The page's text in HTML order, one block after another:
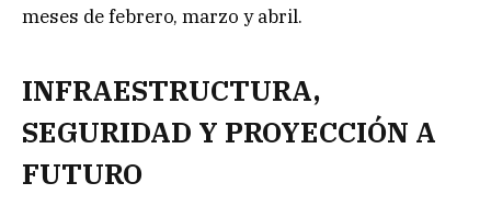
meses de febrero, marzo y abril.
INFRAESTRUCTURA,
SEGURIDAD Y PROYECCIÓN A
FUTURO